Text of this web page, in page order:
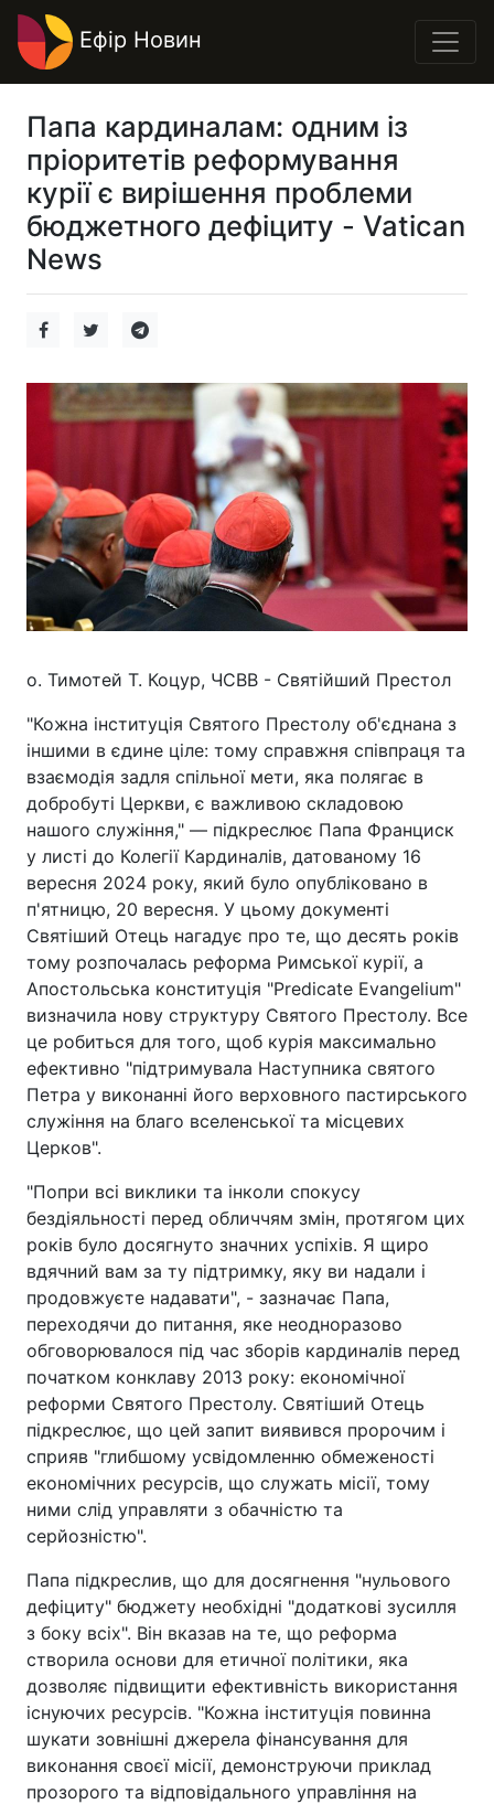
Ефір Новин
Папа кардиналам: одним із
пріоритетів реформування
курії є вирішення проблеми
бюджетного дефіциту - Vatican
News
о. Тимотей Т. Коцур, ЧСВВ - Святійший Престол
"Кожна інституція Святого Престолу об'єднана з
іншими в єдине ціле: тому справжня співпраця та
взаємодія задля спільної мети, яка полягає в
добробуті Церкви, є важливою складовою
нашого служіння," — підкреслює Папа Франциск
у листі до Колегії Кардиналів, датованому 16
вересня 2024 року, який було опубліковано в
п'ятницю, 20 вересня. У цьому документі
Святіший Отець нагадує про те, що десять років
тому розпочалась реформа Римської курії, а
Апостольська конституція "Predicate Evangelium"
визначила нову структуру Святого Престолу. Все
це робиться для того, щоб курія максимально
ефективно "підтримувала Наступника святого
Петра у виконанні його верховного пастирського
служіння на благо вселенської та місцевих
Церков".
"Попри всі виклики та інколи спокусу
бездіяльності перед обличчям змін, протягом цих
років було досягнуто значних успіхів. Я щиро
вдячний вам за ту підтримку, яку ви надали і
продовжуєте надавати", - зазначає Папа,
переходячи до питання, яке неодноразово
обговорювалося під час зборів кардиналів перед
початком конклаву 2013 року: економічної
реформи Святого Престолу. Святіший Отець
підкреслює, що цей запит виявився пророчим і
сприяв "глибшому усвідомленню обмеженості
економічних ресурсів, що служать місії, тому
ними слід управляти з обачністю та
серйозністю".
Папа підкреслив, що для досягнення "нульового
дефіциту" бюджету необхідні "додаткові зусилля
з боку всіх". Він вказав на те, що реформа
створила основи для етичної політики, яка
дозволяє підвищити ефективність використання
існуючих ресурсів. "Кожна інституція повинна
шукати зовнішні джерела фінансування для
виконання своєї місії, демонструючи приклад
прозорого та відповідального управління на